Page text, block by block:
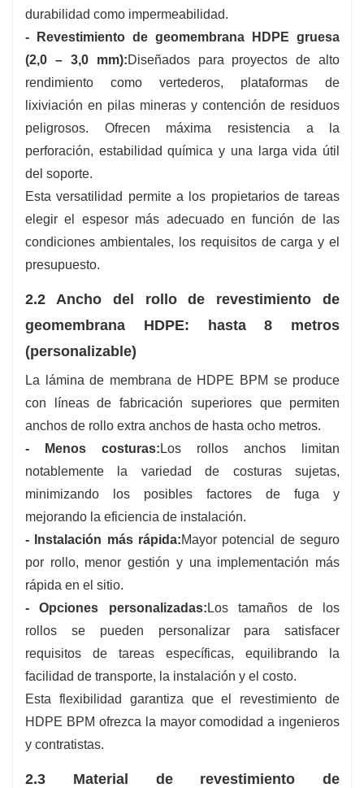
durabilidad como impermeabilidad.
- Revestimiento de geomembrana HDPE gruesa
(2,0 – 3,0 mm):Diseñados para proyectos de alto
rendimiento como vertederos, plataformas de
lixiviación en pilas mineras y contención de residuos
peligrosos. Ofrecen máxima resistencia a la
perforación, estabilidad química y una larga vida útil
del soporte.
Esta versatilidad permite a los propietarios de tareas
elegir el espesor más adecuado en función de las
condiciones ambientales, los requisitos de carga y el
presupuesto.
2.2 Ancho del rollo de revestimiento de
geomembrana HDPE: hasta 8 metros
(personalizable)
La lámina de membrana de HDPE BPM se produce
con líneas de fabricación superiores que permiten
anchos de rollo extra anchos de hasta ocho metros.
- Menos costuras: Los rollos anchos limitan
notablemente la variedad de costuras sujetas,
minimizando los posibles factores de fuga y
mejorando la eficiencia de instalación.
- Instalación más rápida:Mayor potencial de seguro
por rollo, menor gestión y una implementación más
rápida en el sitio.
- Opciones personalizadas: Los tamaños de los
rollos se pueden personalizar para satisfacer
requisitos de tareas específicas, equilibrando la
facilidad de transporte, la instalación y el costo.
Esta flexibilidad garantiza que el revestimiento de
HDPE BPM ofrezca la mayor comodidad a ingenieros
y contratistas.
2.3 Material de revestimiento de